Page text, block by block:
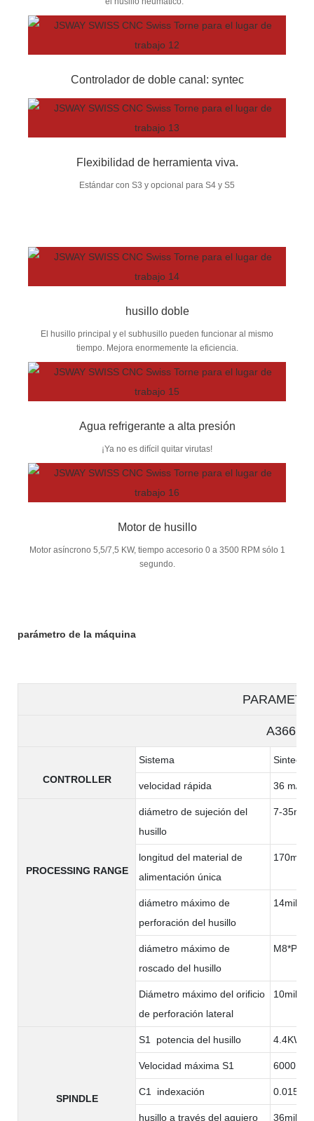
Controlador de doble canal: syntec
Flexibilidad de herramienta viva.
Estándar con S3 y opcional para S4 y S5
husillo doble
El husillo principal y el subhusillo pueden funcionar al mismo
tiempo. Mejora enormemente la eficiencia.
Agua refrigerante a alta presión
¡Ya no es difícil quitar virutas!
Motor de husillo
Motor asíncrono 5,5/7,5 KW, tiempo accesorio 0 a 3500 RPM sólo 1
segundo.
parámetro de la máquina
A366
CONTROLLER
Sistema Sintec
velocidad rápida 36 m/
PROCESSING RANGE
diámetro de sujeción del
husillo
7-35mm
longitud del material de
alimentación única
diámetro máximo de
perforación del husillo
diámetro máximo de
roscado del husillo
Diámetro máximo del orificio
de perforación lateral
SPINDLE
S1 potencia del husillo 4.4KW
Velocidad máxima S1 6000rpm
C1 indexación 0.015°
husillo a través del agujero